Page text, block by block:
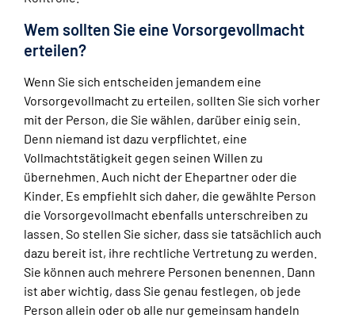
Wem sollten Sie eine Vorsorgevollmacht
erteilen?
Wenn Sie sich entscheiden jemandem eine
Vorsorgevollmacht zu erteilen, sollten Sie sich vorher
mit der Person, die Sie wählen, darüber einig sein.
Denn niemand ist dazu verpflichtet, eine
Vollmachtstätigkeit gegen seinen Willen zu
übernehmen. Auch nicht der Ehepartner oder die
Kinder. Es empfiehlt sich daher, die gewählte Person
die Vorsorgevollmacht ebenfalls unterschreiben zu
lassen. So stellen Sie sicher, dass sie tatsächlich auch
dazu bereit ist, ihre rechtliche Vertretung zu werden.
Sie können auch mehrere Personen benennen. Dann
ist aber wichtig, dass Sie genau festlegen, ob jede
Person allein oder ob alle nur gemeinsam handeln